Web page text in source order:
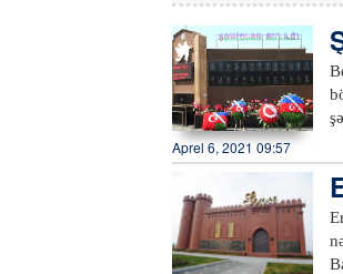
Aprel 6, 2021 09:57